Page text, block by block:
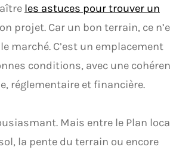
les astuces pour trouver un
projet. Car un bon terrain, ce
marché. C’est un emplacement
conditions, avec une
réglementaire et financière.
Mais entre le Plan
la pente du terrain ou encore